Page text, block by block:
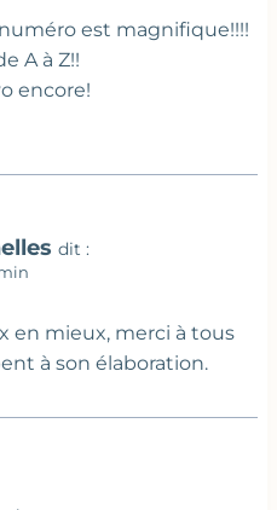
est magnifique!!!!
A à Z!!
encore!
dit :
en mieux, merci à tous
à son élaboration.